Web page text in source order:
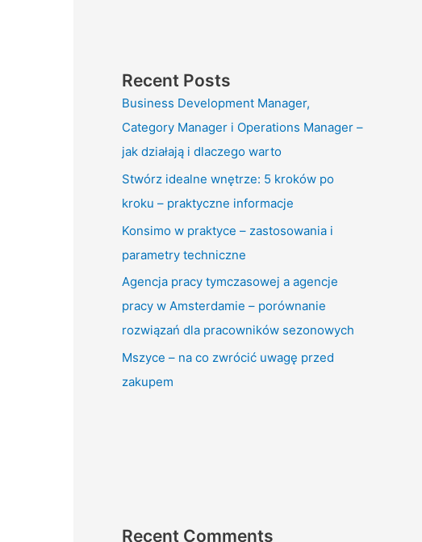
Recent Posts
Business Development Manager,
Category Manager i Operations Manager –
jak działają i dlaczego warto
Stwórz idealne wnętrze: 5 kroków po
kroku – praktyczne informacje
Konsimo w praktyce – zastosowania i
parametry techniczne
Agencja pracy tymczasowej a agencje
pracy w Amsterdamie – porównanie
rozwiązań dla pracowników sezonowych
Mszyce – na co zwrócić uwagę przed
zakupem
Recent Comments